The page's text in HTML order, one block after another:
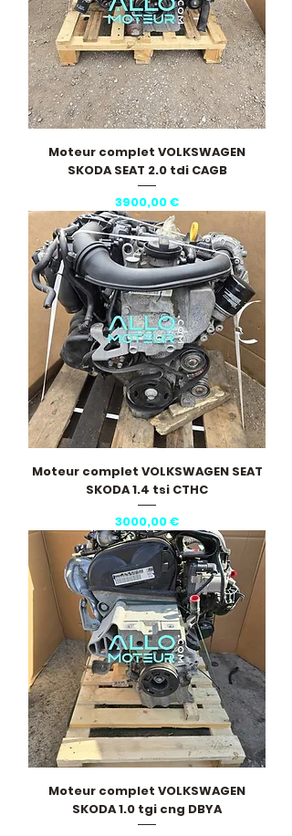
Moteur complet VOLKSWAGEN
SKODA SEAT 2.0 tdi CAGB
Precio
3900,00 €
Moteur complet VOLKSWAGEN SEAT
SKODA 1.4 tsi CTHC
Precio
3000,00 €
Moteur complet VOLKSWAGEN
SKODA 1.0 tgi cng DBYA